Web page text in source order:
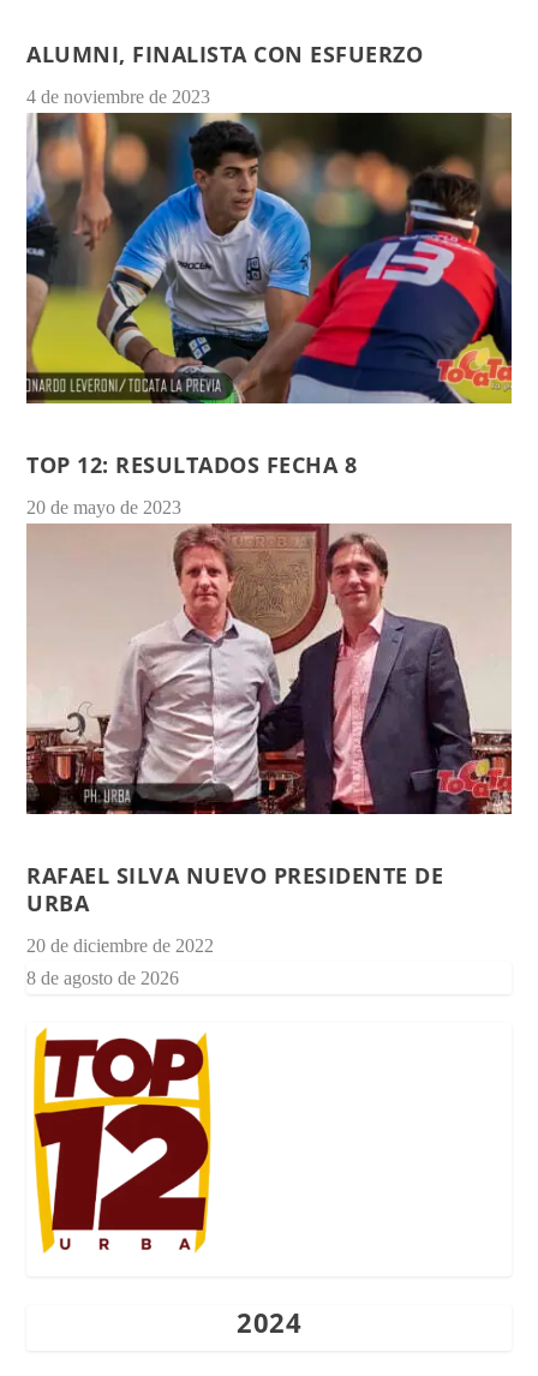
ALUMNI, FINALISTA CON ESFUERZO
4 de noviembre de 2023
TOP 12: RESULTADOS FECHA 8
20 de mayo de 2023
RAFAEL SILVA NUEVO PRESIDENTE DE
URBA
20 de diciembre de 2022
8 de agosto de 2026
2024